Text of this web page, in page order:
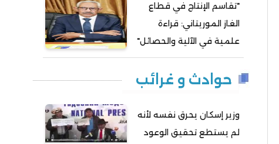
"تقاسم الإنتاج في قطاع
الغاز الموريتاني: قراءة
علمية في الآلية والحصائل"
حوادث و غرائب
وزير إسكان يحرق نفسه لأنه
لم يستطع تحقيق الوعود